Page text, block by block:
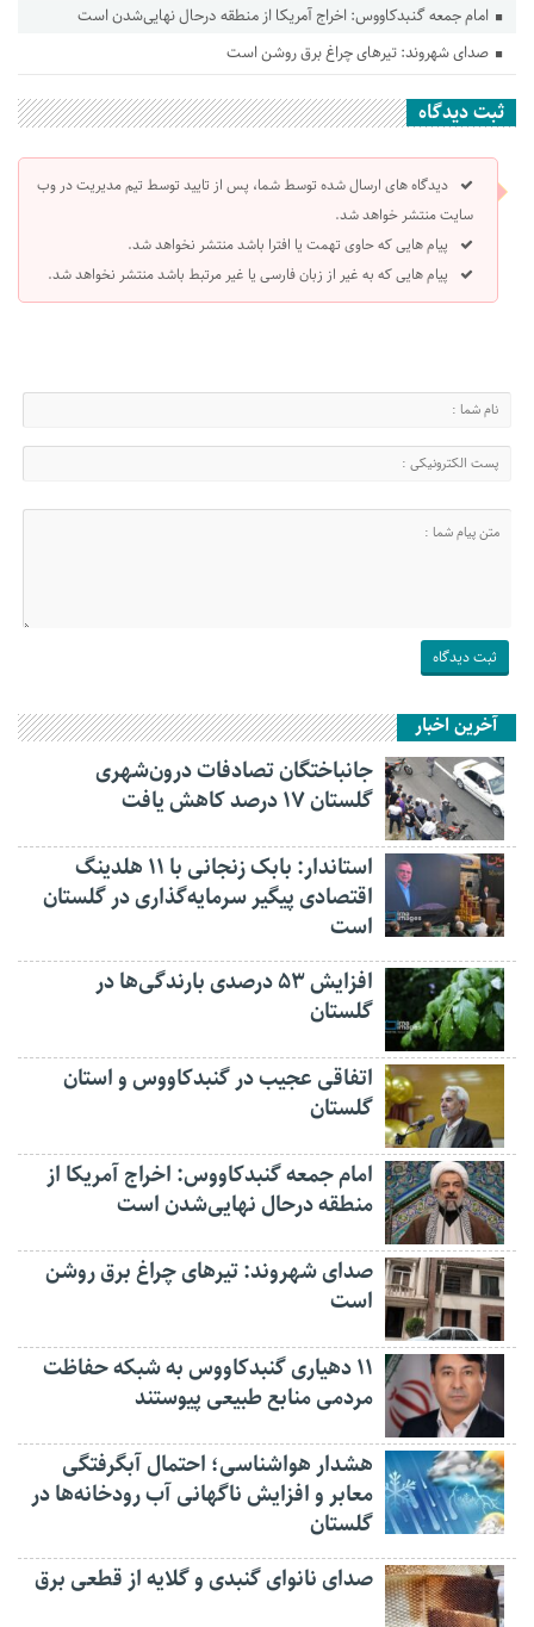
امام جمعه گنبدکاووس: اخراج آمریکا از منطقه درحال نهایی‌شدن است
صدای شهروند: تیرهای چراغ برق روشن است
ثبت دیدگاه
دیدگاه های ارسال شده توسط شما، پس از تایید توسط تیم مدیریت در وب
سایت منتشر خواهد شد.
پیام هایی که حاوی تهمت یا افترا باشد منتشر نخواهد شد.
پیام هایی که به غیر از زبان فارسی یا غیر مرتبط باشد منتشر نخواهد شد.
آخرین اخبار
جانباختگان تصادفات درون‌شهری
گلستان ۱۷ درصد کاهش یافت
استاندار: بابک زنجانی با ۱۱ هلدینگ
اقتصادی پیگیر سرمایه‌گذاری در گلستان
است
افزایش ۵۳ درصدی بارندگی‌ها در
گلستان
اتفاقی عجیب در‌ گنبدکاووس و استان
گلستان
امام جمعه گنبدکاووس: اخراج آمریکا از
منطقه درحال نهایی‌شدن است
صدای شهروند: تیرهای چراغ برق روشن
است
۱۱ دهیاری گنبدکاووس به شبکه حفاظت
مردمی منابع طبیعی پیوستند
هشدار هواشناسی؛ احتمال آبگرفتگی
معابر و افزایش ناگهانی آب رودخانه‌ها در
گلستان
صدای نانوای گنبدی و گلایه از قطعی برق